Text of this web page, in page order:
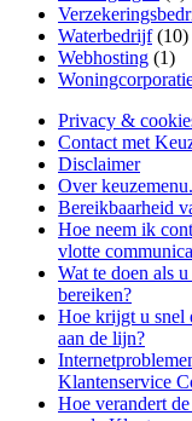
Waterbedrijf(10)
Webhosting (1)
Privacy &
Contact met
Disclaimer
Over
Bereikbaarheid
Hoe neem ik
vlotte
Wat te doen als
bereiken?
Hoe krijgt u snel
aan de lijn?
Klantenservice
Hoe verandert